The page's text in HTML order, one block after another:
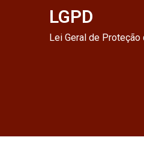
LGPD
Lei Geral de Proteção